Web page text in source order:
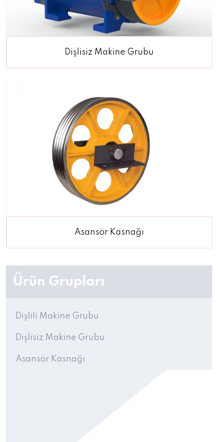
Ürün Grupları
Dişlili Makine Grubu
Dişlisiz Makine Grubu
Asansör Kasnağı
Dişlisiz Makine Grubu
Asansör Kasnağı